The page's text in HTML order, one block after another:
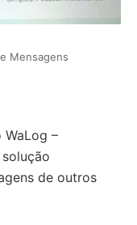
Mensagens
–
de outros